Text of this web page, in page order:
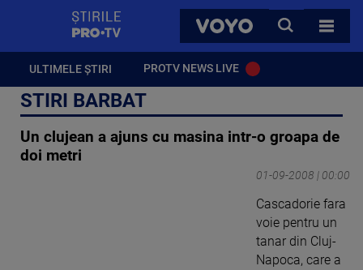
VOYO
CAUTA
TOATE
ULTIMELE ȘTIRI PROTV NEWS LIVE
STIRI BARBAT
Un clujean a ajuns cu masina intr-o groapa de
doi metri
01-09-2008 | 00:00
Cascadorie fara
voie pentru un
tanar din Cluj-
Napoca, care a